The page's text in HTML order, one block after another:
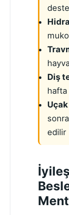
Diş
hafta
edilir